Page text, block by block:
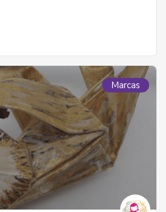
Marcas